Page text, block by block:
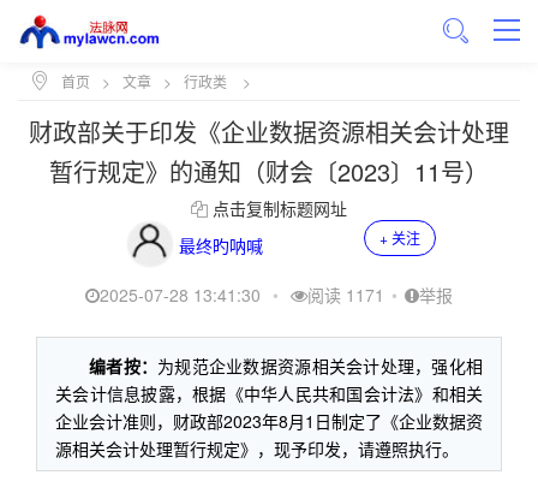
首页 > 文章 > 行政类 >
财政部关于印发《企业数据资源相关会计处理
暂行规定》的通知（财会〔2023〕11号）
点击复制标题网址
最终旳呐喊
+ 关注
2025-07-28 13:41:30 • 阅读 1171 • 举报
编者按： 为规范企业数据资源相关会计处理，强化相
关会计信息披露，根据《中华人民共和国会计法》和相关
企业会计准则，财政部2023年8月1日制定了《企业数据资
源相关会计处理暂行规定》，现予印发，请遵照执行。